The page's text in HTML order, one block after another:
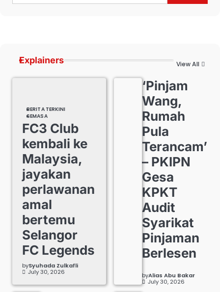
Explainers View All
BERITA TERKINI
SEMASA
FC3 Club
kembali ke
Malaysia,
jayakan
perlawanan
amal
bertemu
Selangor
FC Legends
bySyuhada Zulkafli
July 30, 2026
‘Pinjam
Wang,
Rumah
Pula
Terancam’
– PKIPN
Gesa
KPKT
Audit
Syarikat
Pinjaman
Berlesen
byAlias Abu Bakar
July 30, 2026